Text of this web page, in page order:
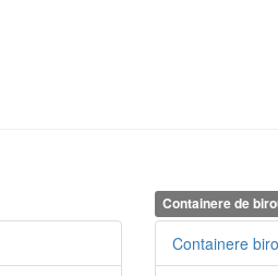
Containere de
Containere